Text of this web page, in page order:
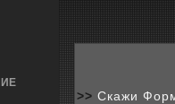
>> Скажи